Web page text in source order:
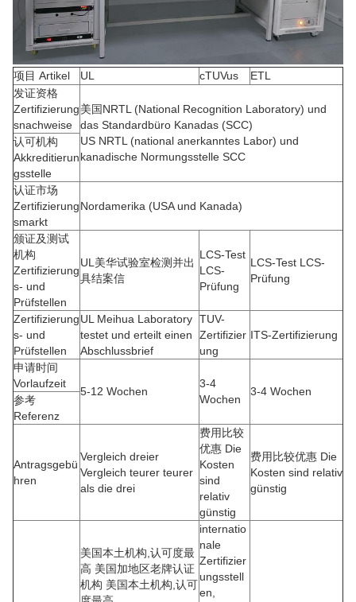
项目 Artikel UL cTUVus
ETL
发证资格
Zertifizierung
snachweise
美国NRTL (National Recognition Laboratory) und
das Standardbüro Kanadas (SCC)
US NRTL (national anerkanntes Labor) und
kanadische Normungsstelle SCC
认可机构
Akkreditierun
gsstelle
认证市场
Zertifizierung
smarkt
Nordamerika (USA und Kanada)
颁证及测试
机构
Zertifizierung
s- und
Prüfstellen
UL美华试验室检测并出
具结案信
LCS-Test
LCS-
Prüfung
LCS-Test LCS-
Prüfung
Zertifizierung
s- und
Prüfstellen
UL Meihua Laboratory
testet und erteilt einen
Abschlussbrief
TUV-
Zertifizier
ung
ITS-Zertifizierung
申请时间
Vorlaufzeit
5-12 Wochen
3-4
Wochen
3-4 Wochen
参考
Referenz
Antragsgebü
hren
Vergleich dreier
Vergleich teurer teurer
als die drei
费用比较
优惠 Die
Kosten
sind
relativ
günstig
费用比较优惠 Die
Kosten sind relativ
günstig
美国本土机构,认可度最
高 美国加地区老牌认证
机构 美国本土机构,认可
internatio
nale
Zertifizier
ungsstell
en,